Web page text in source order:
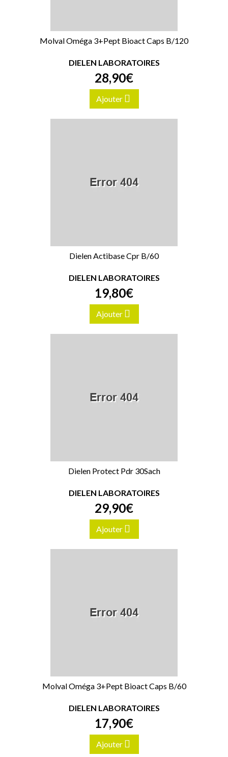
Molval Oméga 3+Pept Bioact Caps B/120
DIELEN LABORATOIRES
28,90€
Ajouter
Dielen Actibase Cpr B/60
DIELEN LABORATOIRES
19,80€
Ajouter
Dielen Protect Pdr 30Sach
DIELEN LABORATOIRES
29,90€
Ajouter
Molval Oméga 3+Pept Bioact Caps B/60
DIELEN LABORATOIRES
17,90€
Ajouter